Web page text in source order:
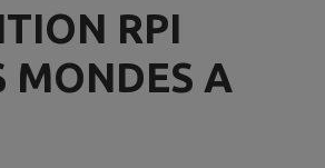
RPI
MONDES A